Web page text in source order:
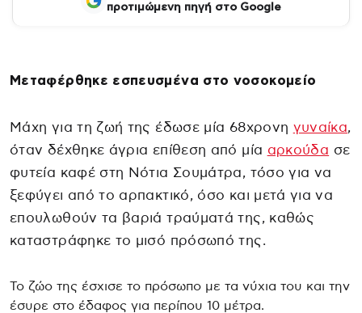
προτιμώμενη πηγή στο Google
Μεταφέρθηκε εσπευσμένα στο νοσοκομείο
Μάχη για τη ζωή της έδωσε μία 68χρονη γυναίκα,
όταν δέχθηκε άγρια επίθεση από μία αρκούδα σε
φυτεία καφέ στη Νότια Σουμάτρα, τόσο για να
ξεφύγει από το αρπακτικό, όσο και μετά για να
επουλωθούν τα βαριά τραύματά της, καθώς
καταστράφηκε το μισό πρόσωπό της.
Το ζώο της έσχισε το πρόσωπο με τα νύχια του και την
έσυρε στο έδαφος για περίπου 10 μέτρα.